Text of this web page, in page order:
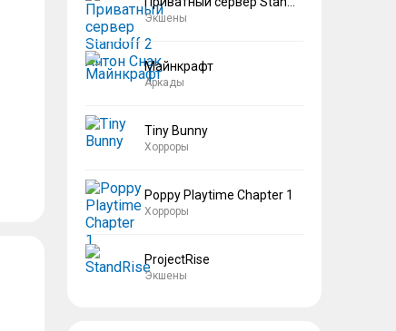
Экшены
Майнкрафт
Аркады
Tiny Bunny
Хорроры
Poppy Playtime Chapter 1
Хорроры
ProjectRise
Экшены